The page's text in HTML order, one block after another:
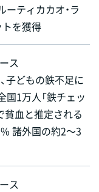
ーティカカオ・ラ
トを獲得
ス
子どもの鉄不足に
1万人「鉄チェッ
貧血と推定される
諸外国の約2～3
ス